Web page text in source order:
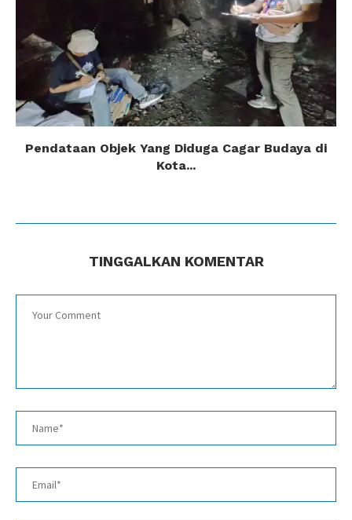
Pendataan Objek Yang Diduga Cagar Budaya di
Kota...
TINGGALKAN KOMENTAR